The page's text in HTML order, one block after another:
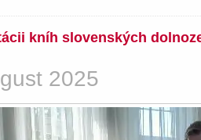
kníh slovenských
2025